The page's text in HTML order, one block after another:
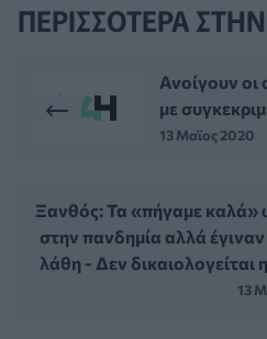
ΠΕΡΙΣΣΟΤΕΡΑ
Ανοίγουν οι
με
13 Μαϊος 2020
Ξανθός: Τα «πήγαμε καλά»
στην πανδημία αλλά
λάθη - Δεν δικαιολογείται
13